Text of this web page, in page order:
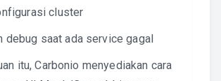
cluster
debug saat ada service gagal
itu, Carbonio menyediakan cara